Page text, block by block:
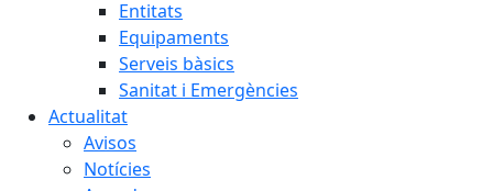
Entitats
Equipaments
Serveis bàsics
Sanitat i Emergències
Actualitat
Avisos
Notícies